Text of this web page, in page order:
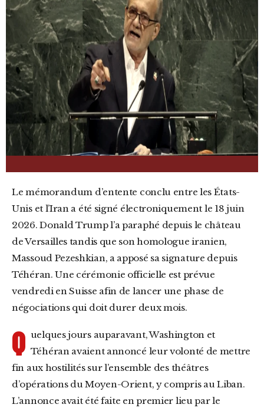
Le mémorandum d’entente conclu entre les États-
Unis et l’Iran a été signé électroniquement le 18 juin
2026. Donald Trump l’a paraphé depuis le château
de Versailles tandis que son homologue iranien,
Massoud Pezeshkian, a apposé sa signature depuis
Téhéran. Une cérémonie officielle est prévue
vendredi en Suisse afin de lancer une phase de
négociations qui doit durer deux mois.
Q uelques jours auparavant, Washington et
Téhéran avaient annoncé leur volonté de mettre
fin aux hostilités sur l’ensemble des théâtres
d’opérations du Moyen-Orient, y compris au Liban.
L’annonce avait été faite en premier lieu par le